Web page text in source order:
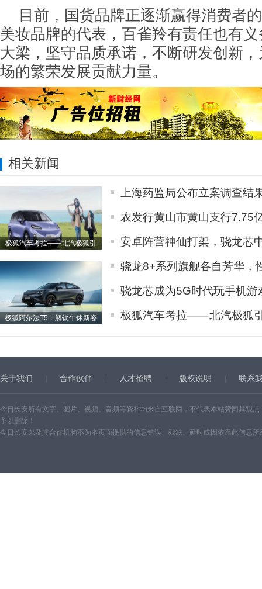
目前，国货品牌正逐渐赢得消费者
美妆品牌的代表，百雀羚有责任也有
大梁，坚守品质承诺，不断研发创新
场的繁荣发展贡献力量。
相关新闻
极狐汽车考拉——北汽极狐引
极狐阿尔法T5：解锁午休新姿
上海药监局公布立案调查结
农发行黄山市黄山支行7.75
安卓阵营神仙打架，骁龙芯
骁龙8+系列旗舰各自芳华，
骁龙芯成为5G时代玩手机游
极狐汽车考拉——北汽极狐
关于我们 合作伙伴 人才招聘 版权说明 联系
今日长安所有文字、图片、视频、音频等资料均来自互联网，不代表本站赞同其观
予以删除！
今日长安以及其合作机构不为本页面提供的信息错误、残缺、延时或因依靠此信息